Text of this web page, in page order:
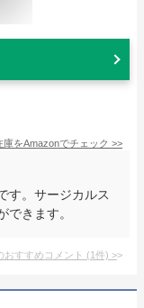
庫をAmazonでチェック >>
す。サージカルス
きます。
おすすめコメント (1件) >